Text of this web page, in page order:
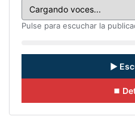
Pulse para escuchar la
▶
⏹